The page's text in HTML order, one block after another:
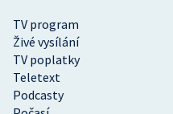
TV program
Živé vysílání
TV poplatky
Teletext
Podcasty